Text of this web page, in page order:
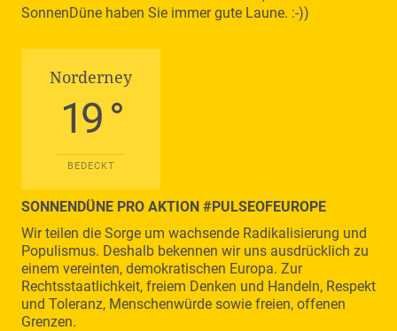
SonnenDüne haben Sie immer gute Laune. :-))
Norderney
19 °
BEDECKT
SONNENDÜNE PRO AKTION #PULSEOFEUROPE
Wir teilen die Sorge um wachsende Radikalisierung und
Populismus. Deshalb bekennen wir uns ausdrücklich zu
einem vereinten, demokratischen Europa. Zur
Rechtsstaatlichkeit, freiem Denken und Handeln, Respekt
und Toleranz, Menschenwürde sowie freien, offenen
Grenzen.